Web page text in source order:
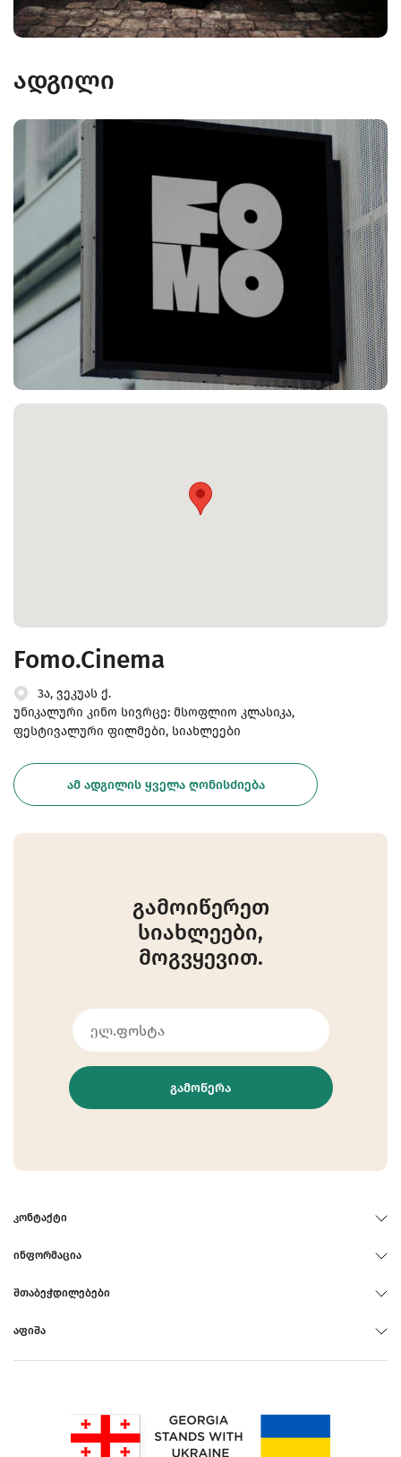
ადგილი
Fomo.Cinema
3ა, ვეკუას ქ.
უნიკალური კინო სივრცე: მსოფლიო კლასიკა,
ფესტივალური ფილმები, სიახლეები
ᲐᲛ ᲐᲓᲒᲘᲚᲘᲡ ᲧᲕᲔᲚᲐ ᲦᲝᲜᲘᲡᲫᲘᲔᲑᲐ
გამოიწერეთ
სიახლეები,
მოგვყევით.
ᲒᲐᲛᲝᲬᲔᲠᲐ
ᲙᲝᲜᲢᲐᲥᲢᲘ
ᲘᲜᲤᲝᲠᲛᲐᲪᲘᲐ
ᲨᲗᲐᲑᲔᲭᲓᲘᲚᲔᲑᲔᲑᲘ
ᲐᲤᲘᲨᲐ